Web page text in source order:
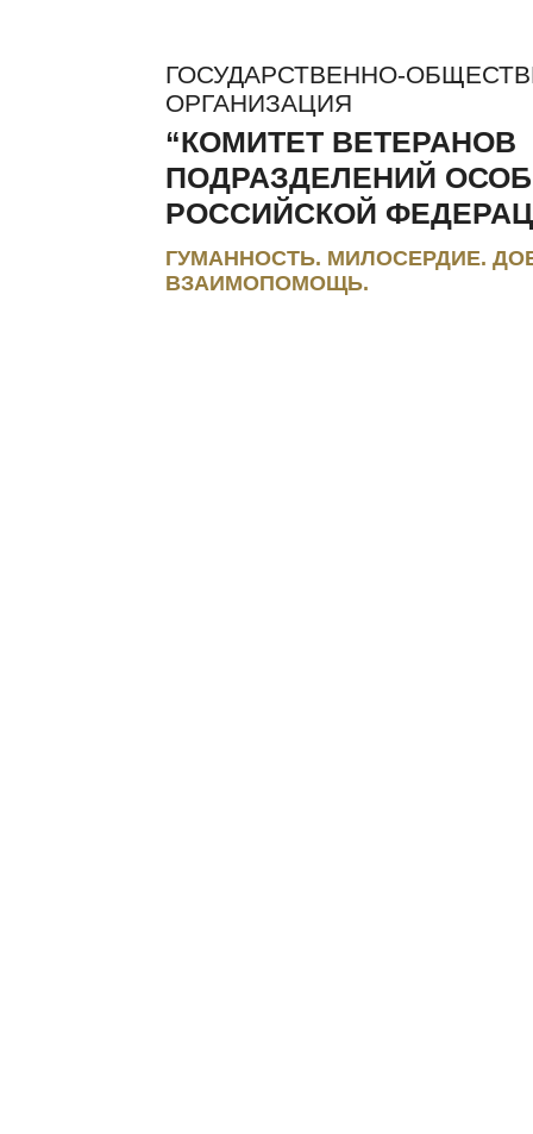
ГОСУДАРСТВЕННО-
ОРГАНИЗАЦИЯ
“КОМИТЕТ ВЕТЕРАНОВ
ПОДРАЗДЕЛЕНИЙ
РОССИЙСКОЙ
ГУМАННОСТЬ. МИЛОСЕРДИЕ.
ВЗАИМОПОМОЩЬ.